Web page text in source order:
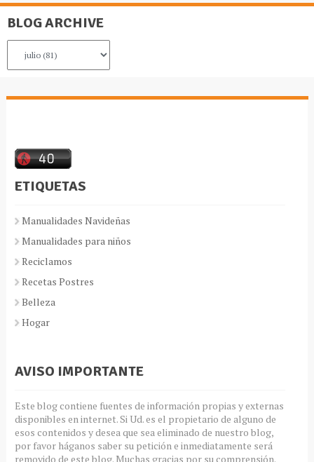
BLOG ARCHIVE
ETIQUETAS
Manualidades Navideñas
Manualidades para niños
Reciclamos
Recetas Postres
Belleza
Hogar
AVISO IMPORTANTE
Este blog contiene fuentes de información propias y externas
disponibles en internet. Si Ud. es el propietario de alguno de
esos contenidos y desea que sea eliminado de nuestro blog,
por favor háganos saber su petición e inmediatamente será
removido de este blog. Muchas gracias por su comprensión.